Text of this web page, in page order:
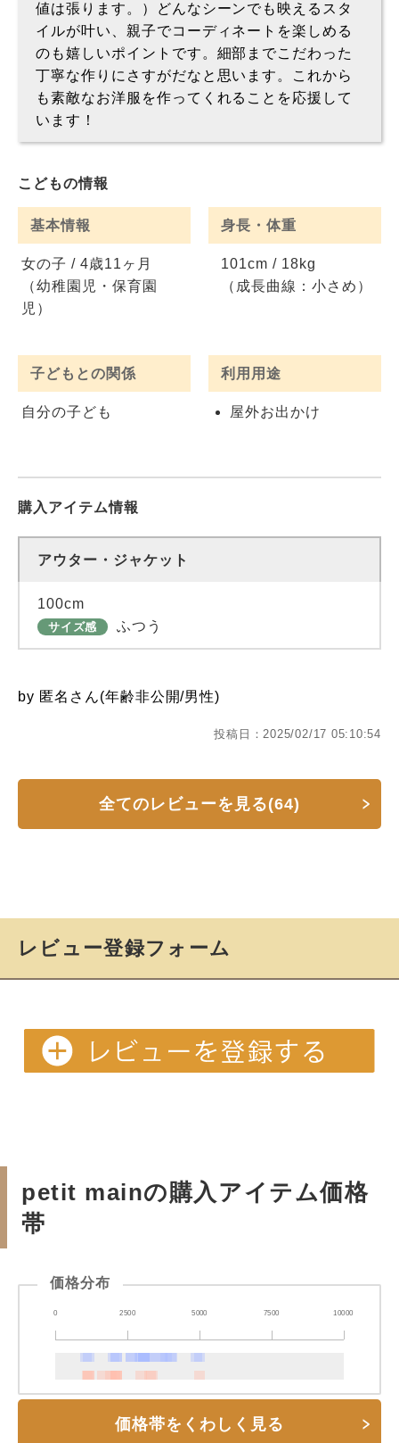
値は張ります。）どんなシーンでも映えるスタ
イルが叶い、親子でコーディネートを楽しめる
のも嬉しいポイントです。細部までこだわった
丁寧な作りにさすがだなと思います。これから
も素敵なお洋服を作ってくれることを応援して
います！
こどもの情報
基本情報
女の子 / 4歳11ヶ月
（幼稚園児・保育園
児）
身長・体重
101cm / 18kg
（成長曲線：小さめ）
子どもとの関係
自分の子ども
利用用途
屋外お出かけ
購入アイテム情報
アウター・ジャケット
100cm
サイズ感 ふつう
by 匿名さん(年齢非公開/男性)
投稿日：2025/02/17 05:10:54
全てのレビューを見る(64)
レビュー登録フォーム
petit mainの購入アイテム価格
帯
価格分布
0 2500 5000 7500 10000
価格帯をくわしく見る